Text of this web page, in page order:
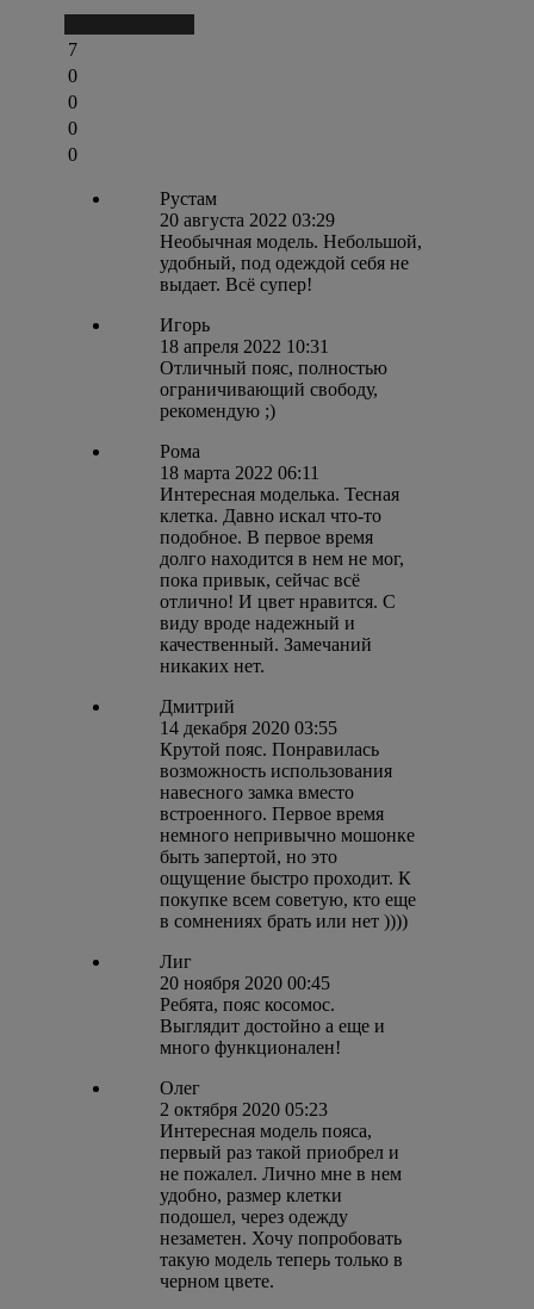
7
0
0
0
0
Рустам
20 августа 2022 03:29
Необычная модель. Небольшой,
удобный, под одеждой себя не
выдает. Всё супер!
Игорь
18 апреля 2022 10:31
Отличный пояс, полностью
ограничивающий свободу,
рекомендую ;)
Рома
18 марта 2022 06:11
Интересная моделька. Тесная
клетка. Давно искал что-то
подобное. В первое время
долго находится в нем не мог,
пока привык, сейчас всё
отлично! И цвет нравится. С
виду вроде надежный и
качественный. Замечаний
никаких нет.
Дмитрий
14 декабря 2020 03:55
Крутой пояс. Понравилась
возможность использования
навесного замка вместо
встроенного. Первое время
немного непривычно мошонке
быть запертой, но это
ощущение быстро проходит. К
покупке всем советую, кто еще
в сомнениях брать или нет ))))
Лиг
20 ноября 2020 00:45
Ребята, пояс косомос.
Выглядит достойно а еще и
много функционален!
Олег
2 октября 2020 05:23
Интересная модель пояса,
первый раз такой приобрел и
не пожалел. Лично мне в нем
удобно, размер клетки
подошел, через одежду
незаметен. Хочу попробовать
такую модель теперь только в
черном цвете.